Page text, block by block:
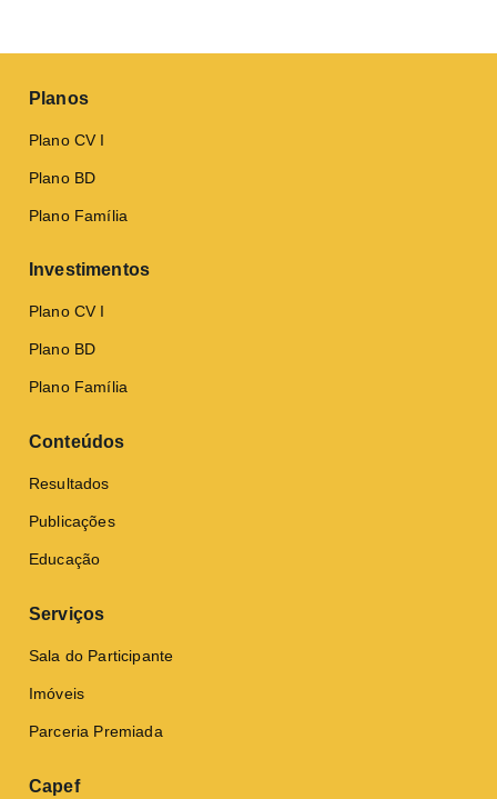
Planos
Plano CV I
Plano BD
Plano Família
Investimentos
Plano CV I
Plano BD
Plano Família
Conteúdos
Resultados
Publicações
Educação
Serviços
Sala do Participante
Imóveis
Parceria Premiada
Capef